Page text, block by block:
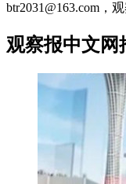
btr2031@163.com，
观察报中文网